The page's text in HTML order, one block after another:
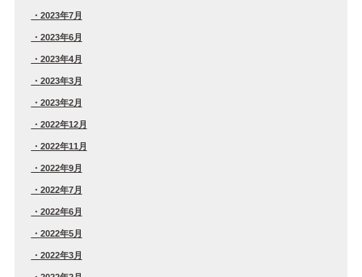
2023年7月
2023年6月
2023年4月
2023年3月
2023年2月
2022年12月
2022年11月
2022年9月
2022年7月
2022年6月
2022年5月
2022年3月